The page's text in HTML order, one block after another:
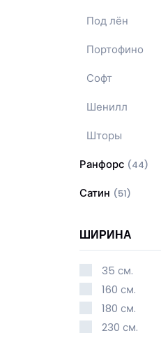
Под лён
Портофино
Софт
Шенилл
Шторы
Ранфорс (44)
Сатин (51)
ШИРИНА
35 см.
160 см.
180 см.
230 см.